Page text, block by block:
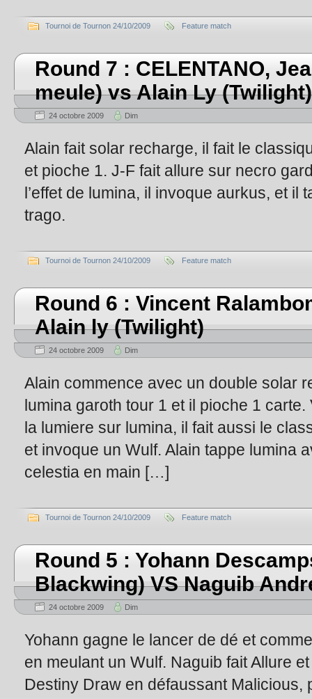
Tournoi de Tournon 24/10/2009 Feature match
Round 7 : CELENTANO,
meule) vs Alain Ly (Twilight)
24 octobre 2009 Dim
Alain fait solar recharge, il fait le
et pioche 1. J-F fait allure sur necro
l’effet de lumina, il invoque aurkus, et il
trago.
Tournoi de Tournon 24/10/2009 Feature match
Round 6 : Vincent
Alain ly (Twilight)
24 octobre 2009 Dim
Alain commence avec un double solar
lumina garoth tour 1 et il pioche 1
la lumiere sur lumina, il fait aussi le
et invoque un Wulf. Alain tappe lumina
celestia en main […]
Tournoi de Tournon 24/10/2009 Feature match
Round 5 : Yohann
Blackwing) VS Naguib
24 octobre 2009 Dim
Yohann gagne le lancer de dé et
en meulant un Wulf. Naguib fait Allure
Destiny Draw en défaussant Malicious,